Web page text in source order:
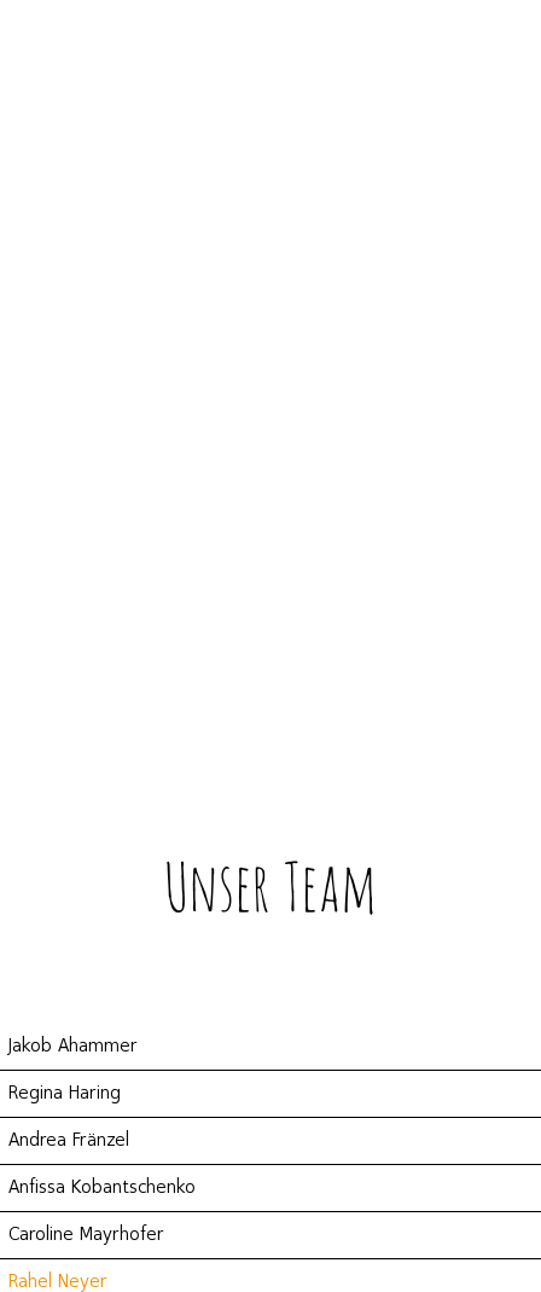
Unser Team
Jakob Ahammer
Regina Haring
Andrea Fränzel
Anfissa Kobantschenko
Caroline Mayrhofer
Rahel Neyer